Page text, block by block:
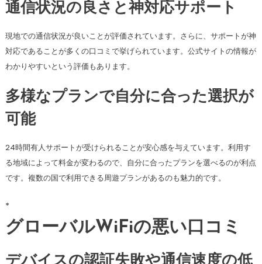
通信状況の良さと神対応サポート
現地での通信状況が良いことが評価されています。さらに、サポートが神
対応であることが多くの口コミで挙げられています。公式サイトの情報が
わかりやすいという評価もあります。
多様なプランで自分に合った選択が
可能
24時間有人サポートが受けられることが安心感を与えています。利用す
る地域によって料金が変わるので、自分に合ったプランを選べるのが利点
です。複数の国で利用できる周遊プランがあるのも魅力的です。
*
グローバルWiFiの悪い口コミ